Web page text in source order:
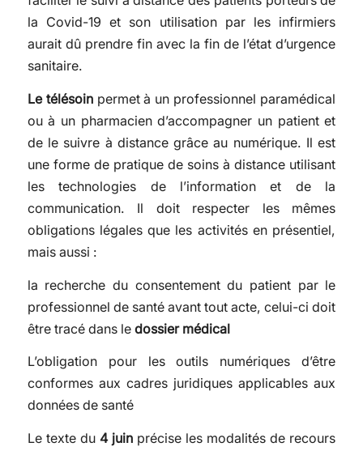
la Covid-19 et son utilisation par les infirmiers
aurait dû prendre fin avec la fin de l’état d’urgence
sanitaire.
Le télésoinpermet à un professionnel paramédical
ou à un pharmacien d’accompagner un patient et
de le suivre à distance grâce au numérique. Il est
une forme de pratique de soins à distance utilisant
les technologies de l’information et de la
communication. Il doit respecter les mêmes
obligations légales que les activités en présentiel,
mais aussi :
la recherche du consentement du patient par le
professionnel de santé avant tout acte, celui-ci doit
être tracé dans le dossier médical
L’obligation pour les outils numériques d’être
conformes aux cadres juridiques applicables aux
données de santé
Le texte du 4 juinprécise les modalités de recours